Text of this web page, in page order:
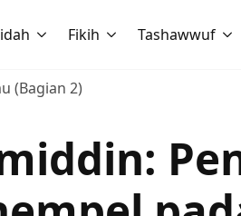
Fikih Tashawwuf
(Bagian 2)